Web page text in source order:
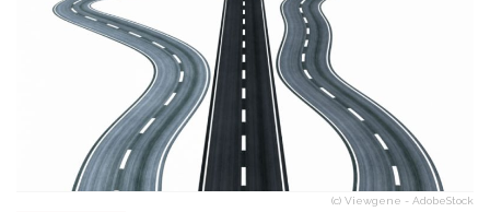
(c) Viewgene - AdobeStock